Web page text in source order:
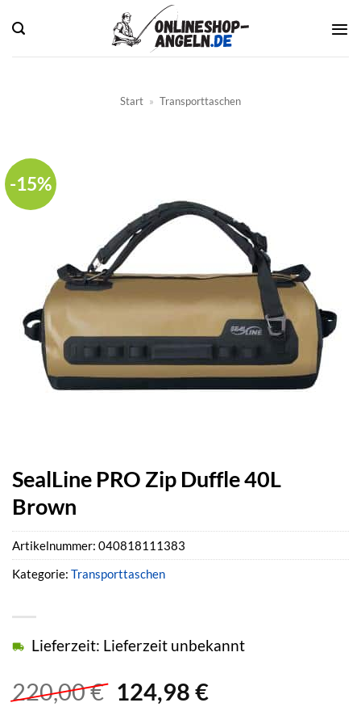
Inhalt
springen
Start » Transporttaschen
-15%
SealLine PRO Zip Duffle 40L
Brown
220,00€ Ursprünglicher
124,98 €Aktueller
Lieferzeit: Lieferzeit unbekannt
Artikelnummer: 040818111383
Kategorie: Transporttaschen